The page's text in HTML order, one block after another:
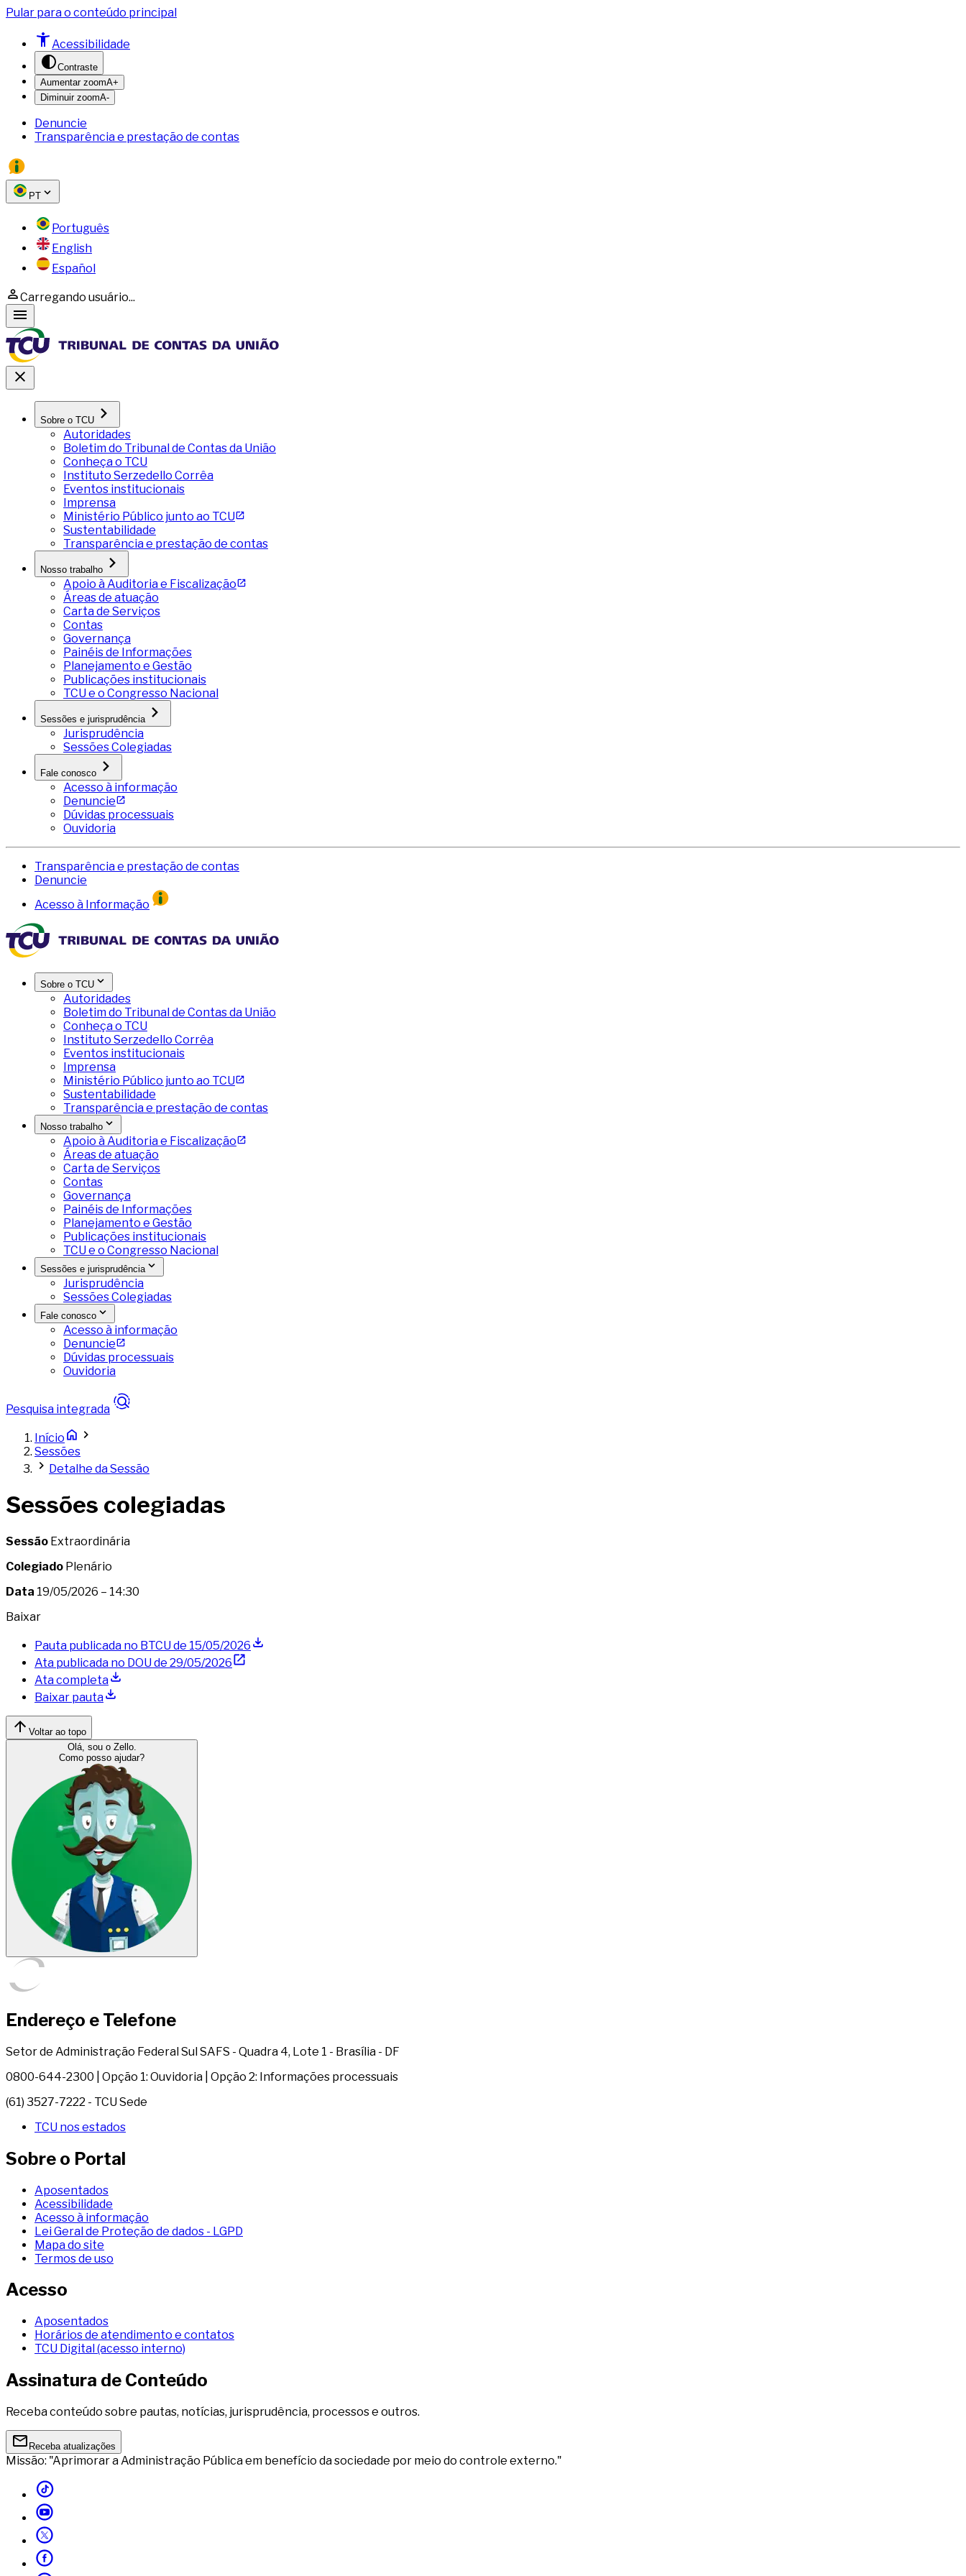
Pular para o conteúdo principal
Acessibilidade
Contraste
Aumentar zoomA+
Diminuir zoomA-
Denuncie
Transparência e prestação de contas
PT
Português
English
Español
Carregando usuário...
Sobre o TCU
Autoridades
Boletim do Tribunal de Contas da União
Conheça o TCU
Instituto Serzedello Corrêa
Eventos institucionais
Imprensa
Ministério Público junto ao TCU
Sustentabilidade
Transparência e prestação de contas
Nosso trabalho
Apoio à Auditoria e Fiscalização
Áreas de atuação
Carta de Serviços
Contas
Governança
Painéis de Informações
Planejamento e Gestão
Publicações institucionais
TCU e o Congresso Nacional
Sessões e jurisprudência
Jurisprudência
Sessões Colegiadas
Fale conosco
Acesso à informação
Denuncie
Dúvidas processuais
Ouvidoria
Transparência e prestação de contas
Denuncie
Acesso à Informação
Sobre o TCU
Autoridades
Boletim do Tribunal de Contas da União
Conheça o TCU
Instituto Serzedello Corrêa
Eventos institucionais
Imprensa
Ministério Público junto ao TCU
Sustentabilidade
Transparência e prestação de contas
Nosso trabalho
Apoio à Auditoria e Fiscalização
Áreas de atuação
Carta de Serviços
Contas
Governança
Painéis de Informações
Planejamento e Gestão
Publicações institucionais
TCU e o Congresso Nacional
Sessões e jurisprudência
Jurisprudência
Sessões Colegiadas
Fale conosco
Acesso à informação
Denuncie
Dúvidas processuais
Ouvidoria
Pesquisa integrada
Início
Sessões
Detalhe da Sessão
Sessões colegiadas
Sessão Extraordinária
Colegiado Plenário
Data 19/05/2026 – 14:30
Baixar
Pauta publicada no BTCU de 15/05/2026
Ata publicada no DOU de 29/05/2026
Ata completa
Baixar pauta
Voltar ao topo
Olá, sou o Zello.
Como posso ajudar?
Endereço e Telefone
Setor de Administração Federal Sul SAFS - Quadra 4, Lote 1 - Brasília - DF
0800-644-2300 | Opção 1: Ouvidoria | Opção 2: Informações processuais
(61) 3527-7222 - TCU Sede
TCU nos estados
Sobre o Portal
Aposentados
Acessibilidade
Acesso à informação
Lei Geral de Proteção de dados - LGPD
Mapa do site
Termos de uso
Acesso
Aposentados
Horários de atendimento e contatos
TCU Digital (acesso interno)
Assinatura de Conteúdo
Receba conteúdo sobre pautas, notícias, jurisprudência, processos e outros.
Receba atualizações
Missão: "Aprimorar a Administração Pública em benefício da sociedade por meio do controle externo."